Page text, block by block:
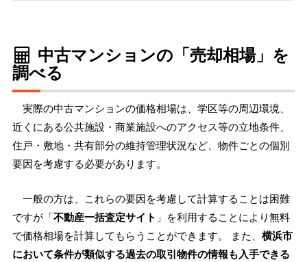
中古マンションの「売却相場」を
調べる
実際の中古マンションの価格相場は、学区等の周辺環境、
近くにある公共施設・商業施設へのアクセス等の立地条件、
住戸・敷地・共有部分の維持管理状況など、物件ごとの個別
要因を考慮する必要があります。
一般の方は、これらの要因を考慮して計算することは困難
ですが「不動産一括査定サイト 」を利用することにより無料
で価格相場を計算してもらうことができます。 また、 横浜市
において条件が類似する過去の取引物件の情報も入手できる